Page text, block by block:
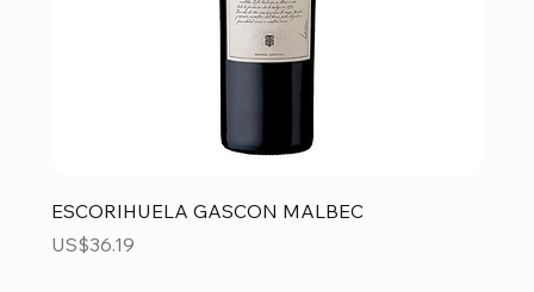
ESCORIHUELA GASCON MALBEC
Precio
US$36.19